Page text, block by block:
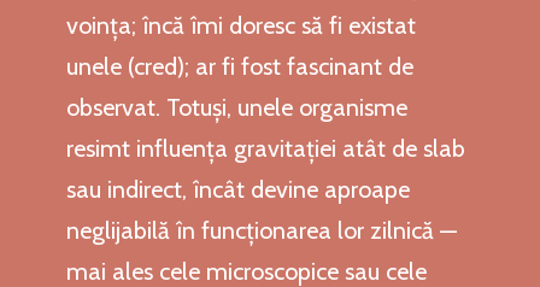
voința; încă îmi doresc să fi existat
unele (cred); ar fi fost fascinant de
observat. Totuși, unele organisme
resimt influența gravitației atât de slab
sau indirect, încât devine aproape
neglijabilă în funcționarea lor zilnică —
mai ales cele microscopice sau cele